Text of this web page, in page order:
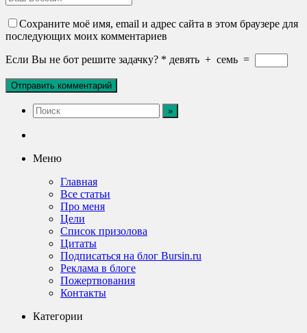
Сохраните моё имя, email и адрес сайта в этом браузере для
последующих моих комментариев
Если Вы не бот решите задачку? * девять + семь =
Меню
Главная
Все статьи
Про меня
Цели
Список призолова
Цитаты
Подписаться на блог Bursin.ru
Реклама в блоге
Пожертвования
Контакты
Категории